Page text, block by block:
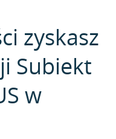
zyskasz
Subiekt
w